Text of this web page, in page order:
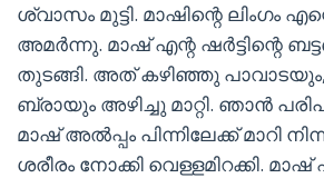
ശ്വാസം മുട്ടി. മാഷിന്റെ ലിംഗം
അമർന്നു. മാഷ്‌ എന്റ ഷർട്ടിന്റെ
തുടങ്ങി. അത് കഴിഞ്ഞു
ബ്രായും അഴിച്ചു മാറ്റി. ഞാൻ
മാഷ്‌ അൽപ്പം പിന്നിലേക്ക് മാറി
ശരീരം നോക്കി വെള്ളമിറക്കി.